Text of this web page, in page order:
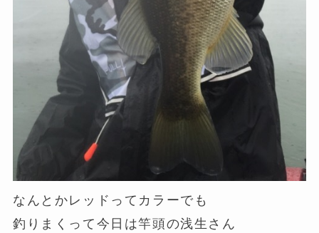
なんとかレッドってカラーでも
釣りまくって今日は竿頭の浅生さん